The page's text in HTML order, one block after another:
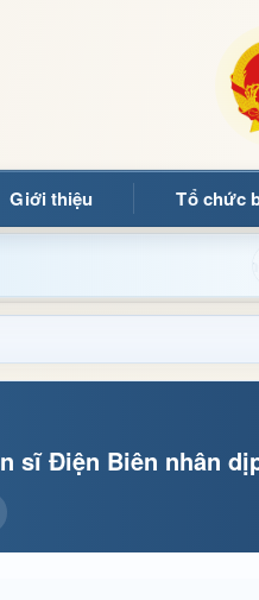
Giới thiệu Tổ chức
và tin tức địa phương nhanh
sĩ Điện Biên nhân